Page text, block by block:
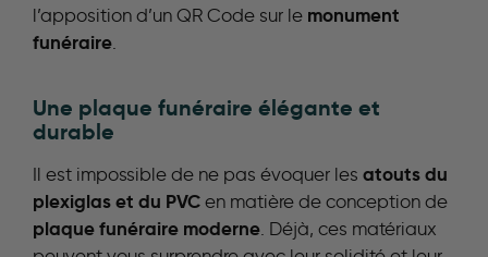
l’apposition d’un QR Code sur le monument
funéraire
Une plaque funéraire élégante et
durable
Il est impossible de ne pas évoquer les atouts du
plexiglas et du PVC en matière de conception de
plaque funéraire moderne . Déjà, ces matériaux